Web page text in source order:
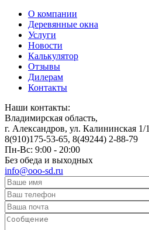
О компании
Деревянные окна
Услуги
Новости
Калькулятор
Отзывы
Дилерам
Контакты
Наши контакты:
Владимирская область,
г. Александров, ул. Калининская 1/1
8(910)175-53-65, 8(49244) 2-88-79
Пн-Вс: 9:00 - 20:00
Без обеда и выходных
info@ooo-sd.ru